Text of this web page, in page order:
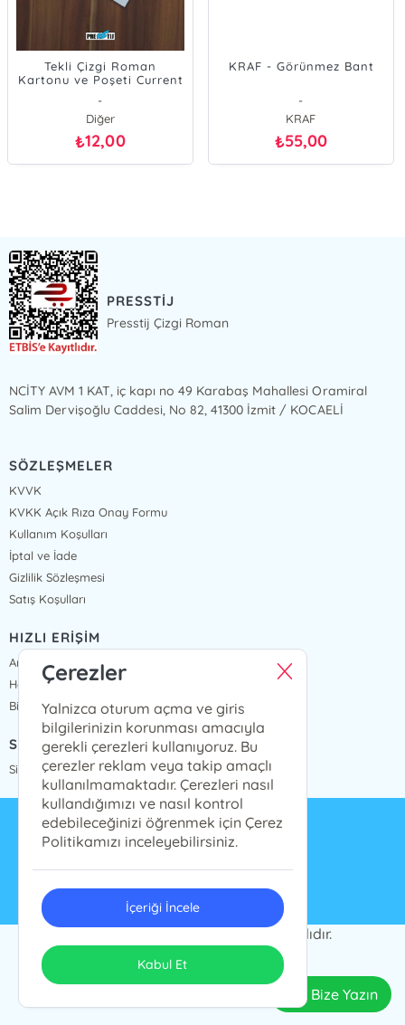
Tekli Çizgi Roman
Kartonu ve Poşeti Current
-
Diğer
₺12,00
KRAF - Görünmez Bant
-
KRAF
₺55,00
PRESSTİJ
Presstij Çizgi Roman
NCİTY AVM 1 KAT, iç kapı no 49 Karabaş Mahallesi Oramiral
Salim Dervişoğlu Caddesi, No 82, 41300 İzmit / KOCAELİ
SÖZLEŞMELER
KVVK
KVKK Açık Rıza Onay Formu
Kullanım Koşulları
İptal ve İade
Gizlilik Sözleşmesi
Satış Koşulları
HIZLI ERİŞİM
Anasayfa
Hakkımızda
Bize Ulaşın
SİPARİŞ TAKİP
Sipariş Takip
info@presstij.com.tr
0262 606 06 59
PRESSTİJ © 2024 Tüm Hakları Saklıdır.
Tasarım & Uygulama
Bize Yazın
Çerezler
Yalnizca oturum açma ve giris
bilgilerinizin korunması amacıyla
gerekli çerezleri kullanıyoruz. Bu
çerezler reklam veya takip amaçlı
kullanılmamaktadır. Çerezleri nasıl
kullandığımızı ve nasıl kontrol
edebileceğinizi öğrenmek için Çerez
Politikamızı inceleyebilirsiniz.
İçeriği İncele
Kabul Et